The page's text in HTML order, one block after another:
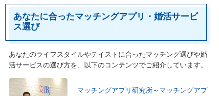
あなたに合ったマッチングアプリ・婚活サービ
ス選び
あなたのライフスタイルやテイストに合ったマッチング選びや婚
活サービスの選び方を、以下のコンテンツでご紹介しています。
マッチングアプリ研究所～マッチングアプ